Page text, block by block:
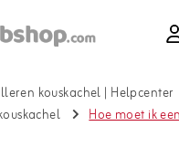
kouskachel | Helpcenter
Hoe moet ik